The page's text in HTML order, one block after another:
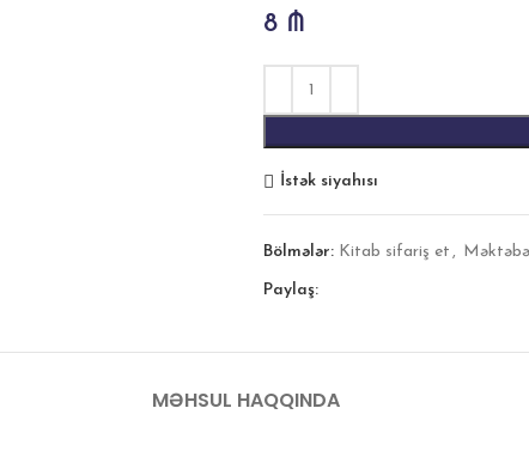
8 ₼
İstək siyahısı
Bölmələr: Kitab sifariş et ,
Paylaş:
MƏHSUL HAQQINDA